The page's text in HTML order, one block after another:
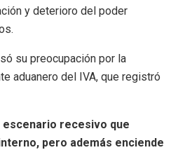
y deterioro del poder
su preocupación por la
aduanero del IVA, que registró
escenario recesivo que
pero además enciende